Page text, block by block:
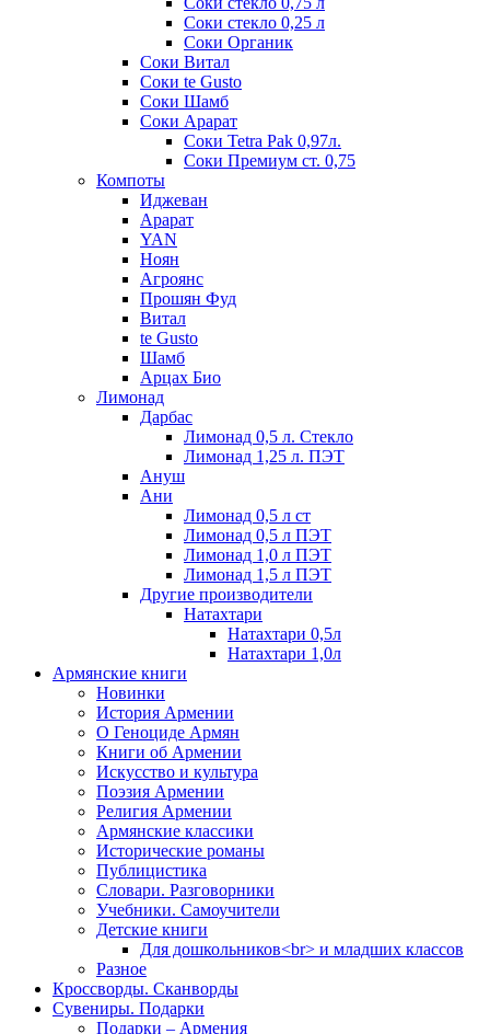
Соки стекло 0,25 л
Соки Органик
Соки Витал
Соки te Gusto
Соки Шамб
Соки Арарат
Соки Tetra Pak 0,97л.
Соки Премиум ст. 0,75
Компоты
Иджеван
Арарат
YAN
Ноян
Агроянс
Прошян Фуд
Витал
te Gusto
Шамб
Арцах Био
Лимонад
Дарбас
Лимонад 0,5 л. Стекло
Лимонад 1,25 л. ПЭТ
Ануш
Ани
Лимонад 0,5 л ст
Лимонад 0,5 л ПЭТ
Лимонад 1,0 л ПЭТ
Лимонад 1,5 л ПЭТ
Другие производители
Натахтари
Натахтари 0,5л
Натахтари 1,0л
Армянские книги
Новинки
История Армении
О Геноциде Армян
Книги об Армении
Иcкусство и культура
Поэзия Армении
Религия Армении
Армянские классики
Исторические романы
Публицистика
Словари. Разговорники
Учебники. Самоучители
Детские книги
Для дошкольников<br> и младших классов
Разное
Кроссворды. Сканворды
Сувениры. Подарки
Подарки – Армения